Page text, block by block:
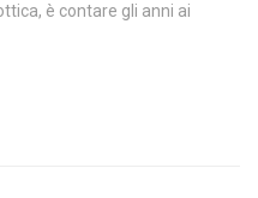
è contare gli anni ai